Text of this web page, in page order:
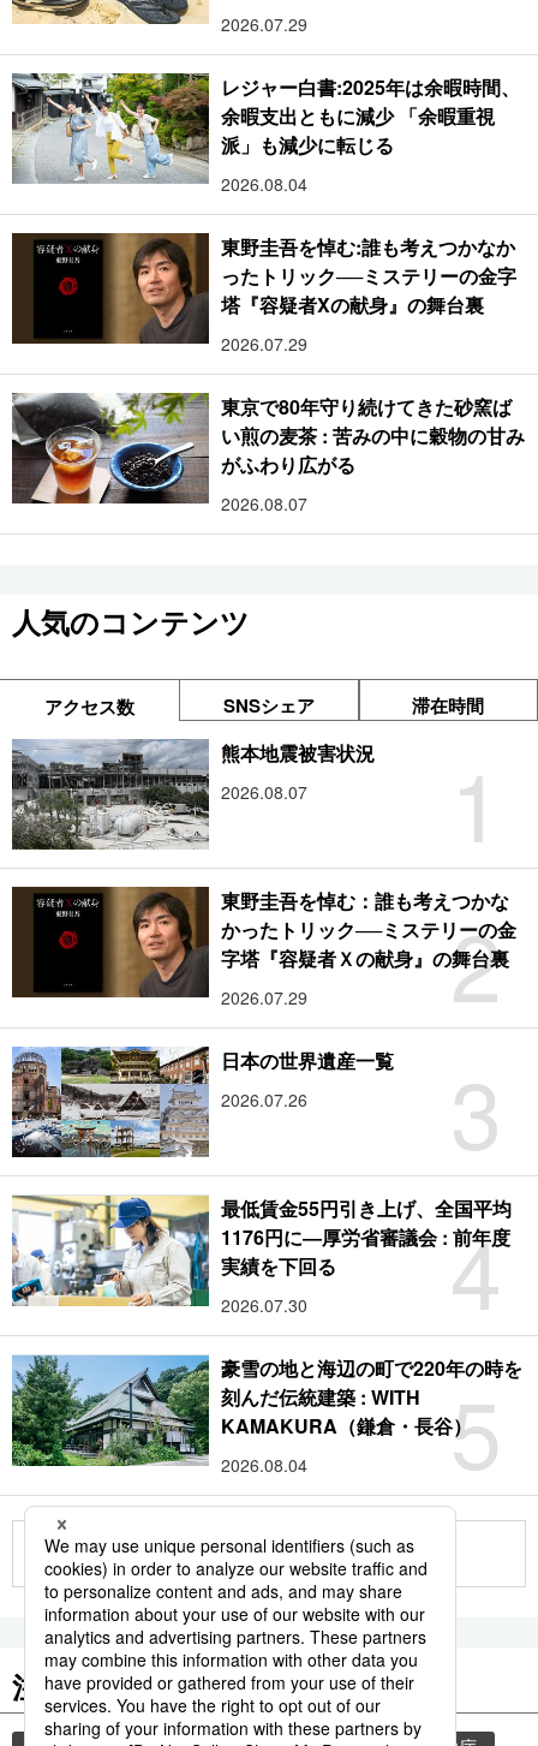
2026.07.29
レジャー白書:2025年は余暇時間、
余暇支出ともに減少 「余暇重視
派」も減少に転じる
2026.08.04
東野圭吾を悼む:誰も考えつかなか
ったトリック──ミステリーの金字
塔『容疑者Xの献身』の舞台裏
2026.07.29
東京で80年守り続けてきた砂窯ば
い煎の麦茶 : 苦みの中に穀物の甘み
がふわり広がる
2026.08.07
人気のコンテンツ
アクセス数 SNSシェア 滞在時間
1
熊本地震被害状況
2026.08.07
2
東野圭吾を悼む：誰も考えつかな
かったトリック──ミステリーの金
字塔『容疑者Ｘの献身』の舞台裏
2026.07.29
3
日本の世界遺産一覧
2026.07.26
4
最低賃金55円引き上げ、全国平均
1176円に―厚労省審議会 : 前年度
実績を下回る
2026.07.30
5
豪雪の地と海辺の町で220年の時を
刻んだ伝統建築 : WITH
KAMAKURA（鎌倉・長谷）
2026.08.04
もっと見る
注目のキーワード